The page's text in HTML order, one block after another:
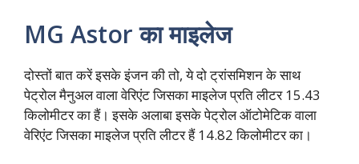
MG Astor का माइलेज
दोस्तों बात करें इसके इंजन की तो, ये दो ट्रांसमिशन के साथ
पेट्रोल मैनुअल वाला वेरिएंट जिसका माइलेज प्रति लीटर 15.43
किलोमीटर का हैं। इसके अलाबा इसके पेट्रोल ऑटोमेटिक वाला
वेरिएंट जिसका माइलेज प्रति लीटर हैं 14.82 किलोमीटर का।